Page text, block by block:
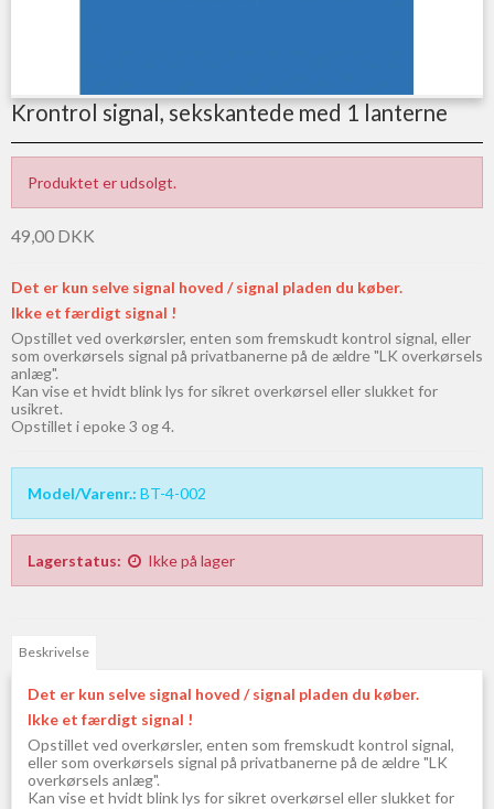
Krontrol signal, sekskantede med 1 lanterne
Produktet er udsolgt.
49,00 DKK
Det er kun selve signal hoved / signal pladen du køber.
Ikke et færdigt signal !
Opstillet ved overkørsler, enten som fremskudt kontrol signal, eller
som overkørsels signal på privatbanerne på de ældre "LK overkørsels
anlæg".
Kan vise et hvidt blink lys for sikret overkørsel eller slukket for
usikret.
Opstillet i epoke 3 og 4.
Model/Varenr.: BT-4-002
Lagerstatus: Ikke på lager
Beskrivelse
Det er kun selve signal hoved / signal pladen du køber.
Ikke et færdigt signal !
Opstillet ved overkørsler, enten som fremskudt kontrol signal,
eller som overkørsels signal på privatbanerne på de ældre "LK
overkørsels anlæg".
Kan vise et hvidt blink lys for sikret overkørsel eller slukket for